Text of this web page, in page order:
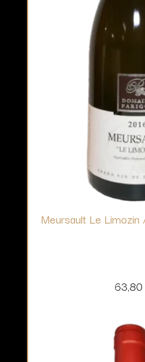
Meursault Le
63,80